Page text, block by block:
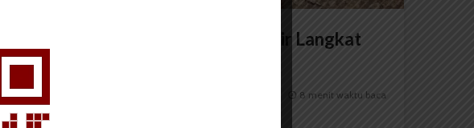
Lara Penjaga Pesisir Langkat
8 menit waktu baca